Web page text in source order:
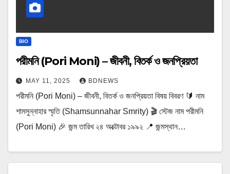
BIO
পরীমনি (Pori Moni) – জীবনী, বিতর্ক ও জনপ্রিয়তা
MAY 11, 2025 BDNEWS
পরীমনি (Pori Moni) – জীবনী, বিতর্ক ও জনপ্রিয়তা বিষয় বিবরণ 🔰 নাম
শামসুন্নাহার স্মৃতি (Shamsunnahar Smrity) 🎬 স্টেজ নাম পরীমনি
(Pori Moni) 🎉 জন্ম তারিখ ২৪ অক্টোবর ১৯৯২ 📍 জন্মস্থান…